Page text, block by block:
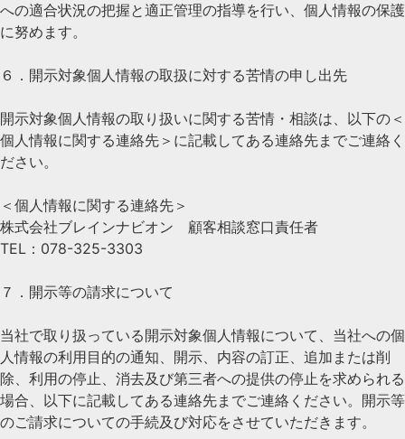
への適合状況の把握と適正管理の指導を行い、個人情報の保護
に努めます。
６．開示対象個人情報の取扱に対する苦情の申し出先
開示対象個人情報の取り扱いに関する苦情・相談は、以下の＜
個人情報に関する連絡先＞に記載してある連絡先までご連絡く
ださい。
＜個人情報に関する連絡先＞
株式会社ブレインナビオン 顧客相談窓口責任者
TEL：078-325-3303
７．開示等の請求について
当社で取り扱っている開示対象個人情報について、当社への個
人情報の利用目的の通知、開示、内容の訂正、追加または削
除、利用の停止、消去及び第三者への提供の停止を求められる
場合、以下に記載してある連絡先までご連絡ください。開示等
のご請求についての手続及び対応をさせていただきます。